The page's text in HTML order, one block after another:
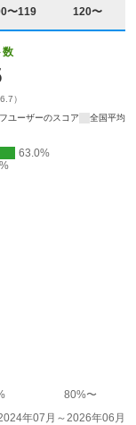
〜119 120〜
数
）
ユーザーのスコア
全国平均
63.0%
80%〜
年07月～2026年06月